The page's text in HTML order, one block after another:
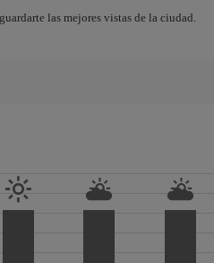
las mejores vistas de la ciudad.